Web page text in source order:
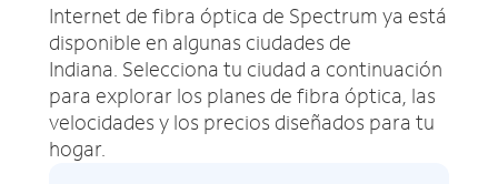
Internet de fibra óptica de Spectrum ya está
disponible en algunas ciudades de
Indiana. Selecciona tu ciudad a continuación
para explorar los planes de fibra óptica, las
velocidades y los precios diseñados para tu
hogar.